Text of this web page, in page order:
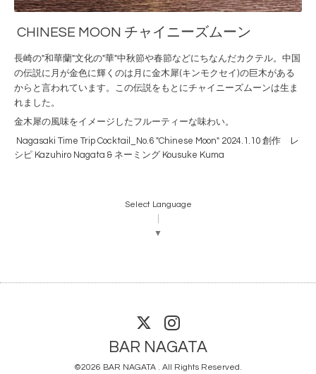
CHINESE MOON チャイニーズムーン
長崎の"和華蘭"文化の"華"中秋節や春節などにちなんだカクテル。中国
の伝説に月が金色に輝くのは月に金木犀(キンモクセイ)の巨木がある
からと言われています。この伝説をもとにチャイニーズムーンは生ま
れました。
金木犀の風味をイメージしたフルーティーな味わい。
Nagasaki Time Trip Cocktail_No.6 "Chinese Moon" 2024.1.10 創作 レ
シピ Kazuhiro Nagata & ネーミング Kousuke Kuma
Select Language
▼
BAR NAGATA
©2026 BAR NAGATA . All Rights Reserved.